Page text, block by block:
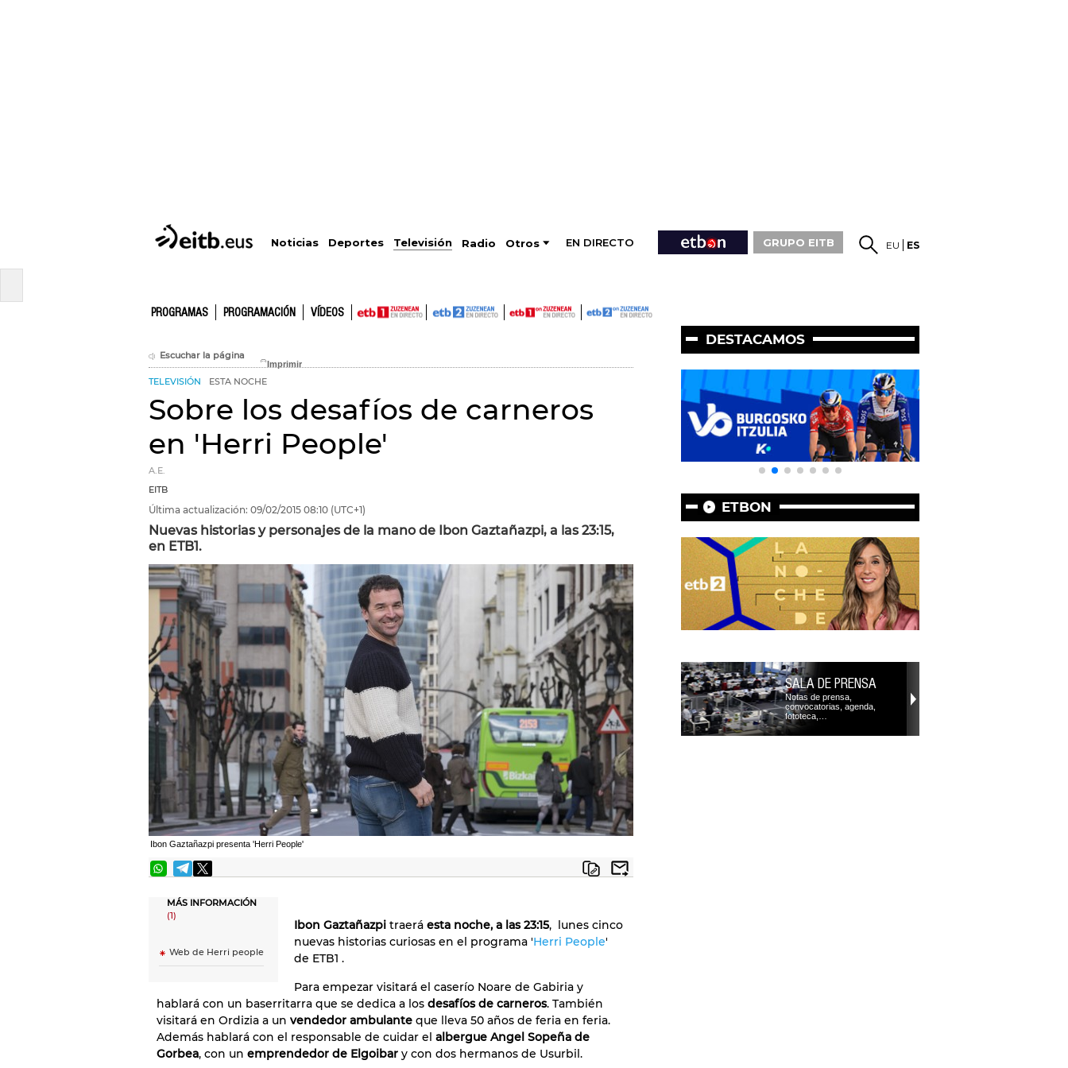
Noticias Deportes Televisión Radio Otros EN DIRECTO GRUPO EITB EU ES
PROGRAMAS PROGRAMACIÓN VÍDEOS
Escuchar la página
TELEVISIÓN ESTA NOCHE
Sobre los desafíos de carneros
en 'Herri People'
A.E.
EITB
Última actualización: 09/02/2015 08:10 (UTC+1)
Nuevas historias y personajes de la mano de Ibon Gaztañazpi, a las 23:15,
en ETB1.
Ibon Gaztañazpi presenta 'Herri People'
MÁS INFORMACIÓN
(1)
Web de Herri people
Ibon Gaztañazpi traerá esta noche, a las 23:15, lunes cinco
nuevas historias curiosas en el programa 'Herri People'
de ETB1 .
Para empezar visitará el caserío Noare de Gabiria y
hablará con un baserritarra que se dedica a los desafíos de carneros. También
visitará en Ordizia a un vendedor ambulante que lleva 50 años de feria en feria.
Además hablará con el responsable de cuidar el albergue Angel Sopeña de
Gorbea, con un emprendedor de Elgoibar y con dos hermanos de Usurbil.
DESTACAMOS
ETBON
SALA DE PRENSA
Notas de prensa,
convocatorias, agenda,
fototeca,…